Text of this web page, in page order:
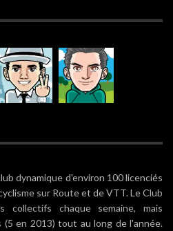
dynamique d'environ 100 licenciés
sur Route et de VTT. Le Club
collectifs chaque semaine, mais
(5 en 2013) tout au long de l'année.